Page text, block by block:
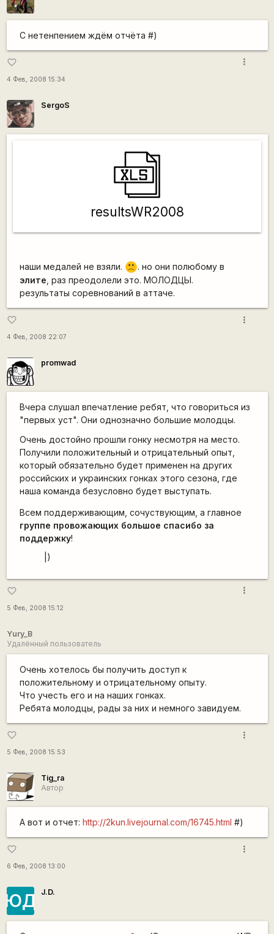
С нетенпением ждём отчёта #)
favorite_border
4 Фев, 2008 15:34
more_vert
SergoS
resultsWR2008
наши медалей не взяли. :( . но они полюбому в
элите, раз преодолели это. МОЛОДЦЫ.
результаты соревнований в аттаче.
favorite_border
4 Фев, 2008 22:07
more_vert
promwad
Вчера слушал впечатление ребят, что говориться из
"первых уст". Они однозначно большие молодцы.
Очень достойно прошли гонку несмотря на место.
Получили положительный и отрицательный опыт,
который обязательно будет применен на других
российских и украинских гонках этого сезона, где
наша команда безусловно будет выступать.
Всем поддерживающим, сочуствующим, а главное
группе провожающих большое спасибо за
поддержку!
|)
favorite_border
5 Фев, 2008 15:12
more_vert
Yury_B
Удалённый пользователь
Очень хотелось бы получить доступ к
положительному и отрицательному опыту.
Что учесть его и на наших гонках.
Ребята молодцы, рады за них и немного завидуем.
favorite_border
5 Фев, 2008 15:53
more_vert
Tig_ra
Автор
А вот и отчет: http://2kun.livejournal.com/16745.html #)
favorite_border
6 Фев, 2008 13:00
more_vert
ЮД J.D.